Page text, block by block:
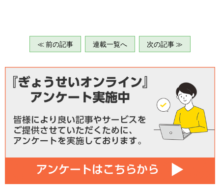
≪ 前の記事 連載一覧へ 次の記事 ≫